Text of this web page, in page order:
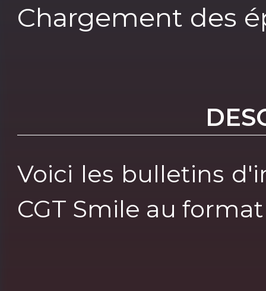
Chargement des
Voici les bulletins
CGT Smile au